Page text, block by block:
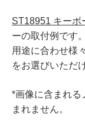
ST18951 キーボ
ーの取付例です。
用途に合わせ様
をお選びいただ
*画像に含まれる
まれません。